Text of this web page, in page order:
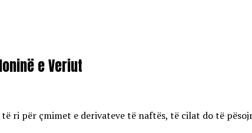
e Veriut
ri për çmimet e derivateve të naftës, të cilat do të